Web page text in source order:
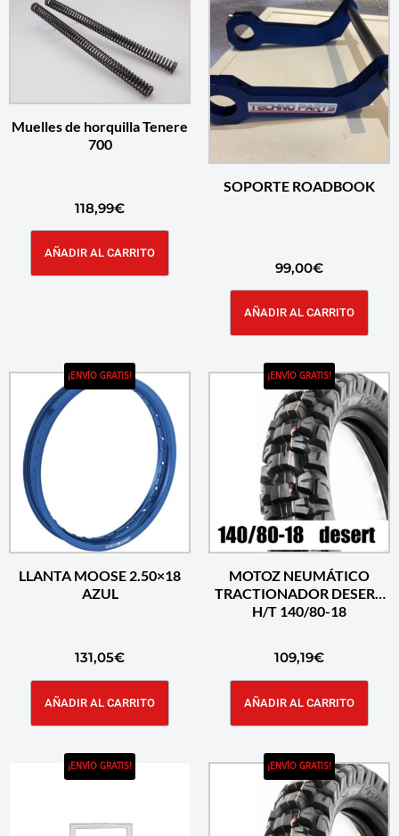
Muelles de horquilla Tenere
700
118,99€
AÑADIR AL CARRITO
SOPORTE ROADBOOK
99,00€
AÑADIR AL CARRITO
¡ENVÍO GRATIS!
LLANTA MOOSE 2.50×18
AZUL
131,05€
AÑADIR AL CARRITO
¡ENVÍO GRATIS!
MOTOZ NEUMÁTICO
TRACTIONADOR DESERT
H/T 140/80-18
109,19€
AÑADIR AL CARRITO
¡ENVÍO GRATIS! ¡ENVÍO GRATIS!